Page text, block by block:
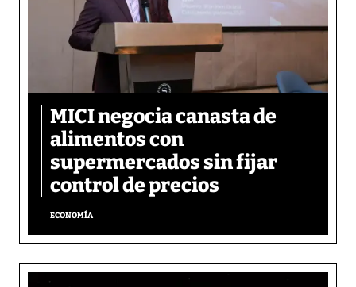
MICI negocia canasta de
alimentos con
supermercados sin fijar
control de precios
ECONOMÍA